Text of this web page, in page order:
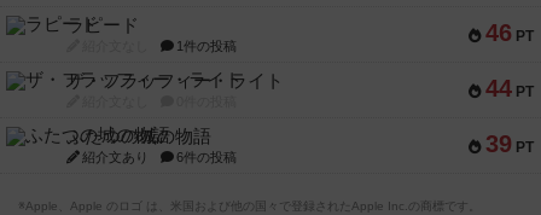
46 PT
ラピード
1件の投稿
44 PT
ザ・フラッフィー・ライト
39 PT
ふたつの城の物語
紹介文あり 6件の投稿
※Apple、Apple のロゴ は、米国および他の国々で登録されたApple Inc.の商標です。